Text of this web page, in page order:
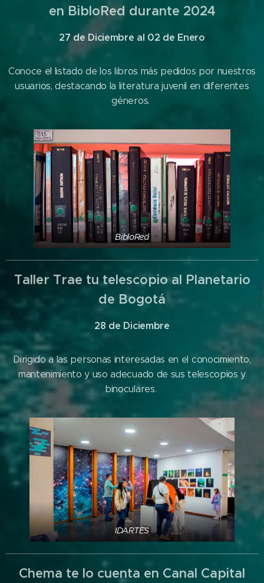
en BibloRed durante 2024
27 de Diciembre al 02 de Enero
Conoce el listado de los libros más pedidos por nuestros
usuarios, destacando la literatura juvenil en diferentes
géneros.
BibloRed
Taller Trae tu telescopio al Planetario
de Bogotá
28 de Diciembre
Dirigido a las personas interesadas en el conocimiento,
mantenimiento y uso adecuado de sus telescopios y
binoculares.
IDARTES
Chema te lo cuenta en Canal Capital